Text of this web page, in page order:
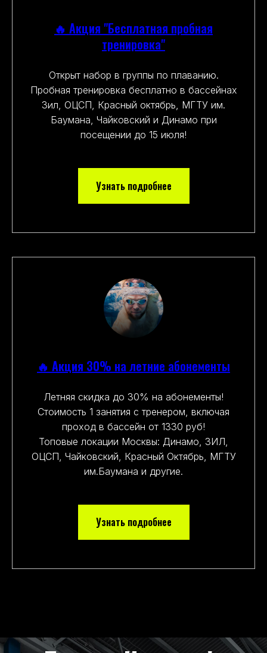
🔥 Акция "Бесплатная пробная
тренировка"
Открыт набор в группы по плаванию.
Пробная тренировка бесплатно в бассейнах
Зил, ОЦСП, Красный октябрь, МГТУ им.
Баумана, Чайковский и Динамо при
посещении до 15 июля!
Узнать подробнее
🔥 Акция 30% на летние абонементы
Летняя скидка до 30% на абонементы!
Стоимость 1 занятия с тренером, включая
проход в бассейн от 1330 руб!
Топовые локации Москвы: Динамо, ЗИЛ,
ОЦСП, Чайковский, Красный Октябрь, МГТУ
им.Баумана и другие.
Узнать подробнее